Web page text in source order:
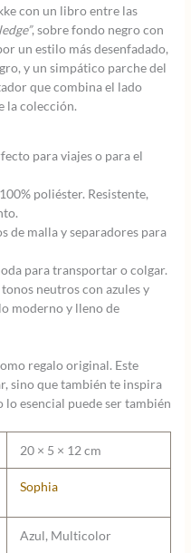
con un libro entre las
, sobre fondo negro con
un estilo más desenfadado,
y un simpático parche del
que combina el lado
la colección.
para viajes o para el
100% poliéster. Resistente,
de malla y separadores para
para transportar o colgar.
neutros con azules y
moderno y lleno de
regalo original. Este
sino que también te inspira
esencial puede ser también
20 × 5 × 12 cm
Sophia
Azul, Multicolor